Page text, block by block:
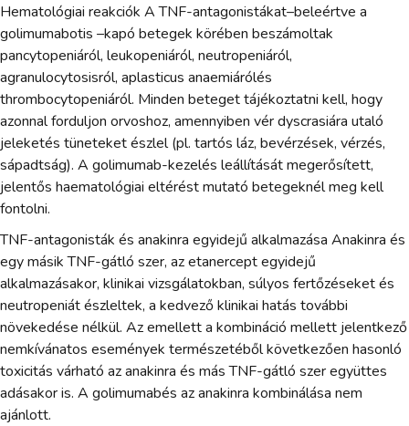
Hematológiai reakciók A TNF-antagonistákat–beleértve a
golimumabotis –kapó betegek körében beszámoltak
pancytopeniáról, leukopeniáról, neutropeniáról,
agranulocytosisról, aplasticus anaemiárólés
thrombocytopeniáról. Minden beteget tájékoztatni kell, hogy
azonnal forduljon orvoshoz, amennyiben vér dyscrasiára utaló
jeleketés tüneteket észlel (pl. tartós láz, bevérzések, vérzés,
sápadtság). A golimumab-kezelés leállítását megerősített,
jelentős haematológiai eltérést mutató betegeknél meg kell
fontolni.
TNF-antagonisták és anakinra egyidejű alkalmazása Anakinra és
egy másik TNF-gátló szer, az etanercept egyidejű
alkalmazásakor, klinikai vizsgálatokban, súlyos fertőzéseket és
neutropeniát észleltek, a kedvező klinikai hatás további
növekedése nélkül. Az emellett a kombináció mellett jelentkező
nemkívánatos események természetéből következően hasonló
toxicitás várható az anakinra és más TNF-gátló szer együttes
adásakor is. A golimumabés az anakinra kombinálása nem
ajánlott.